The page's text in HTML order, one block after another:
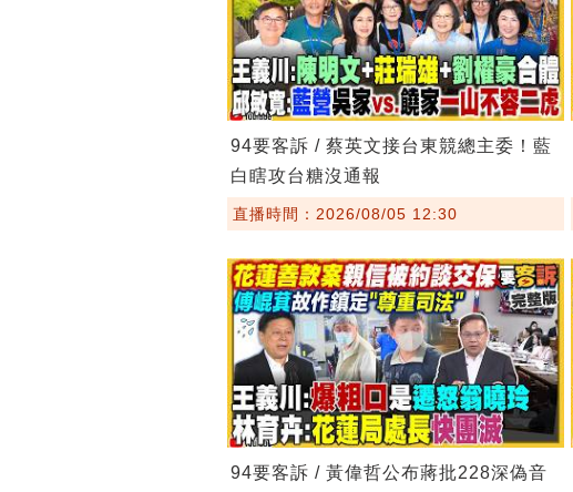
94要客訴 / 蔡英文接台東競總主委！藍
白瞎攻台糖沒通報
直播時間：2026/08/05 12:30
94要客訴 / 黃偉哲公布蔣批228深偽音